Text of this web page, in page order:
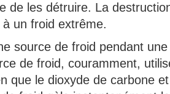
de les détruire. La
un froid extrême.
source de froid pendant
de froid, couramment,
que le dioxyde de carbone et